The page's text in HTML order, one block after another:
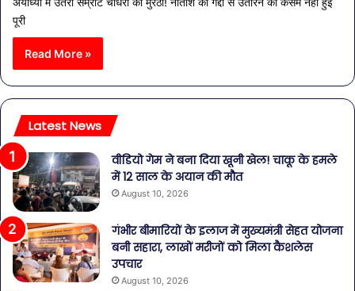
पूरी
Read More »
Latest News
वीडियो गेम ने बना दिया खूनी खेल! चाकू के हमले
में 12 साल के अयान की मौत
August 10, 2026
गंभीर बीमारियों के इलाज में मुख्यमंत्री सेहत योजना
बनी सहारा, लाखों मरीजों को मिला कैशलेस
उपचार
August 10, 2026